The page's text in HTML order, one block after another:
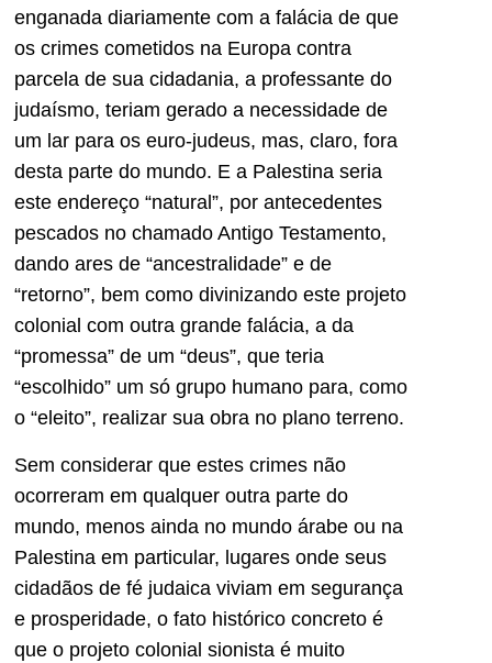
enganada diariamente com a falácia de que
os crimes cometidos na Europa contra
parcela de sua cidadania, a professante do
judaísmo, teriam gerado a necessidade de
um lar para os euro-judeus, mas, claro, fora
desta parte do mundo. E a Palestina seria
este endereço “natural”, por antecedentes
pescados no chamado Antigo Testamento,
dando ares de “ancestralidade” e de
“retorno”, bem como divinizando este projeto
colonial com outra grande falácia, a da
“promessa” de um “deus”, que teria
“escolhido” um só grupo humano para, como
o “eleito”, realizar sua obra no plano terreno.
Sem considerar que estes crimes não
ocorreram em qualquer outra parte do
mundo, menos ainda no mundo árabe ou na
Palestina em particular, lugares onde seus
cidadãos de fé judaica viviam em segurança
e prosperidade, o fato histórico concreto é
que o projeto colonial sionista é muito